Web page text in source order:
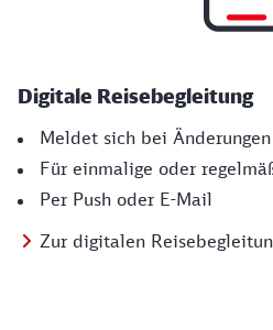
Digitale Reisebegleitung
Meldet sich bei
Für einmalige oder
Per Push oder E-Mail
Zur digitalen